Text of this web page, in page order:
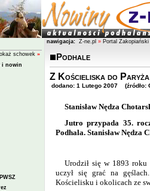
schowek »
i nowin
nawigacja: Z-ne.pl » Portal Zakopiański
Podhale
Z Kościeliska do Paryża
dodano: 1 Lutego 2007 (źródło:
Stanisław Nędza
Jutro przypada 35.
Podhala. Stanisław Nędza
Urodził się w 1893
uczył się grać na
Kościelisku i okolicach ze